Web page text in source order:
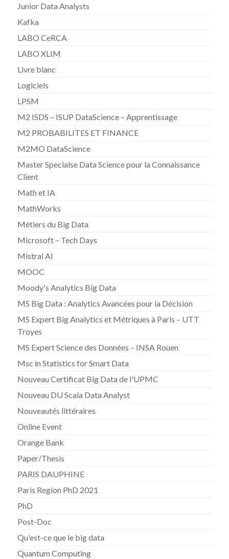
Junior Data Analysts
Kafka
LABO CeRCA
LABO XLIM
Livre blanc
Logiciels
LPSM
M2 ISDS – ISUP DataScience – Apprentissage
M2 PROBABILITES ET FINANCE
M2MO DataScience
Master Specialse Data Science pour la Connaissance
Client
Math et IA
MathWorks
Métiers du Big Data
Microsoft – Tech Days
Mistral AI
MOOC
Moody's Analytics Big Data
MS Big Data : Analytics Avancées pour la Décision
MS Expert Big Analytics et Métriques à Paris – UTT
Troyes
MS Expert Science des Données – INSA Rouen
Msc in Statistics for Smart Data
Nouveau Certificat Big Data de l'UPMC
Nouveau DU Scala Data Analyst
Nouveautés littéraires
Online Event
Orange Bank
Paper/Thesis
PARIS DAUPHINE
Paris Region PhD 2021
PhD
Post-Doc
Qu'est-ce que le big data
Quantum Computing